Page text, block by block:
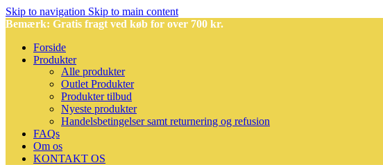
Skip to navigation Skip to main content
Bemærk: Gratis fragt ved køb for over 700 kr.
Forside
Produkter
Alle produkter
Outlet Produkter
Produkter tilbud
Nyeste produkter
Handelsbetingelser samt returnering og refusion
FAQs
Om os
KONTAKT OS